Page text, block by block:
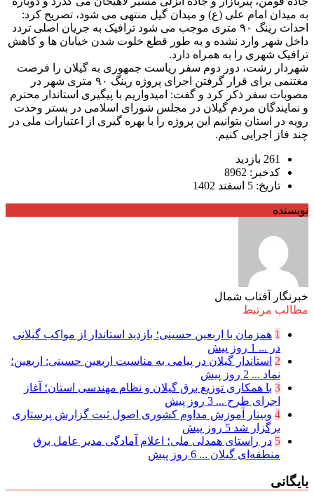
به میدان امام علی (ع) و میدان گیل منتهی می شود، تصریح کرد:
احداث رینگ ۹۰ متری موجب می شود ترافیک به جریان اصلی تردد
داخل شهر وارد نشده و به طور قطع خلوت شدن خیابان ها و کاهش
ترافیک شهری را به همراه دارد.
شهردار رشت، دور دوم سفر ریاست جمهوری به گیلان را فرصت
مغتنمی برای قرار گرفتن اجرای پروژه رینگ ۹۰ متری شهر در
مصوبات سفر ذکر کرد و گفت: امیدواریم با پیگیری استاندار محترم
و نمایندگان مردم گیلان در مجلس شورای اسلامی در بستر وحدت
رویه در استان بتوانیم این پروژه را با بهره گیری از اعتبارات ملی در
چند فاز اجرایی کنیم.
261 بازدید
کدخبر: 8962
تاریخ: 5 اسفند 1402
نویسنده
خبرنگار آفتاب شمال
مطالب مرتبط
1 همزمان با اربعین حسینی؛ بازدید استاندار از مواکب گیلانی
در ... 1 روز پیش
2 استاندار گیلان در پیامی به مناسبت اربعین حسینی: اربعین؛
نماد ... 2 روز پیش
3 با همکاری توزیع برق گیلان و نظام مهندسی استان؛ آغاز
اجرای طرح ... 3 روز پیش
4 وبینار آموزش مداوم کشوری اصول ثبت گزارش پرستاری
برگزار شد 5 روز پیش
5 در راستای همدلی ملی؛ اعلام آمادگی مدیر عامل برق
منطقه‌ای گیلان ... 6 روز پیش
بایگانی